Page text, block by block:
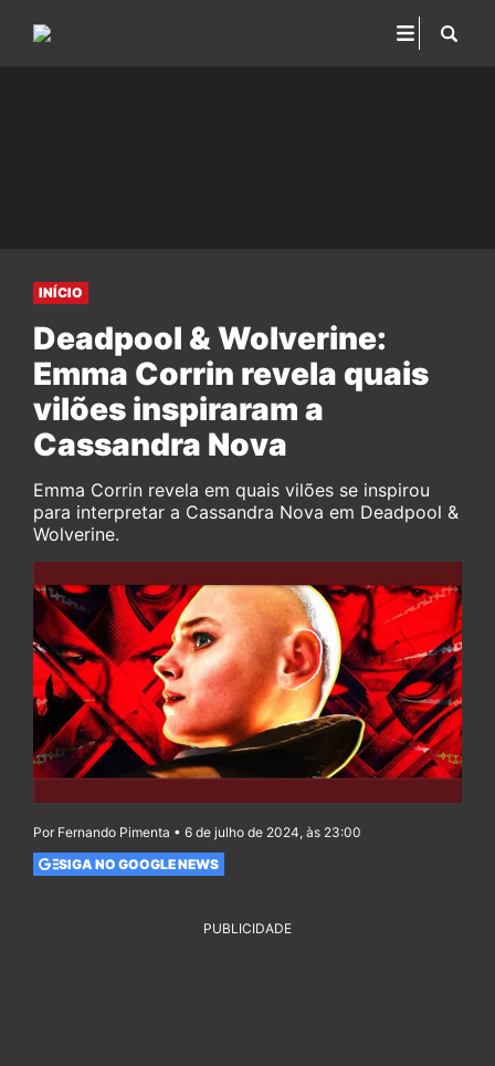
INÍCIO
Deadpool & Wolverine:
Emma Corrin revela quais
vilões inspiraram a
Cassandra Nova
Emma Corrin revela em quais vilões se inspirou
para interpretar a Cassandra Nova em Deadpool &
Wolverine.
Por Fernando Pimenta • 6 de julho de 2024, às 23:00
SIGA NO GOOGLE NEWS
PUBLICIDADE